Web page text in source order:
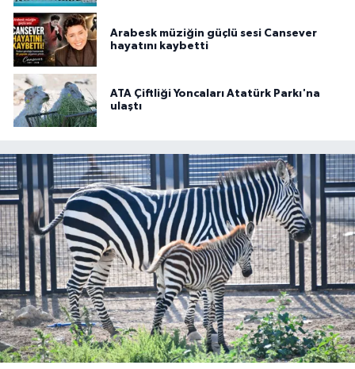
Arabesk müziğin güçlü sesi Cansever
hayatını kaybetti
ATA Çiftliği Yoncaları Atatürk Parkı'na
ulaştı